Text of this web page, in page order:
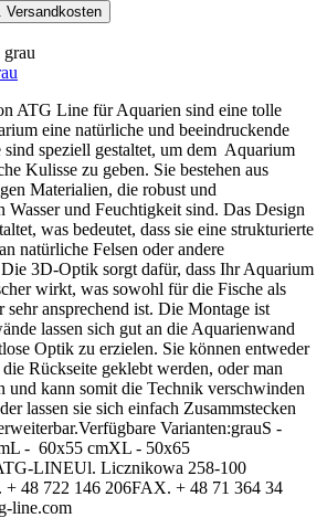
ATG Line für Aquarien sind eine tolle
eine natürliche und beeindruckende
speziell gestaltet, um dem Aquarium
Kulisse zu geben. Sie bestehen aus
Materialien, die robust und
Wasser und Feuchtigkeit sind. Das Design
was bedeutet, dass sie eine strukturierte
natürliche Felsen oder andere
3D-Optik sorgt dafür, dass Ihr Aquarium
wirkt, was sowohl für die Fische als
sehr ansprechend ist. Die Montage ist
lassen sich gut an die Aquarienwand
Optik zu erzielen. Sie können entweder
Rückseite geklebt werden, oder man
und kann somit die Technik verschwinden
lassen sie sich einfach Zusammstecken
Varianten:grauS -
- 60x55 cmXL - 50x65
LINEUl. Licznikowa 258-100
48 722 146 206FAX. + 48 71 364 34
line.com